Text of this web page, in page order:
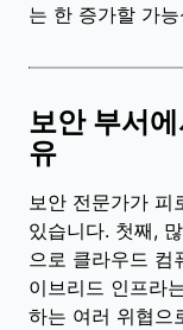
는 한 증가할 가
보안 부서
유
보안 전문가가
있습니다. 첫째,
으로 클라우드 컴
이브리드 인프라
하는 여러 위협으